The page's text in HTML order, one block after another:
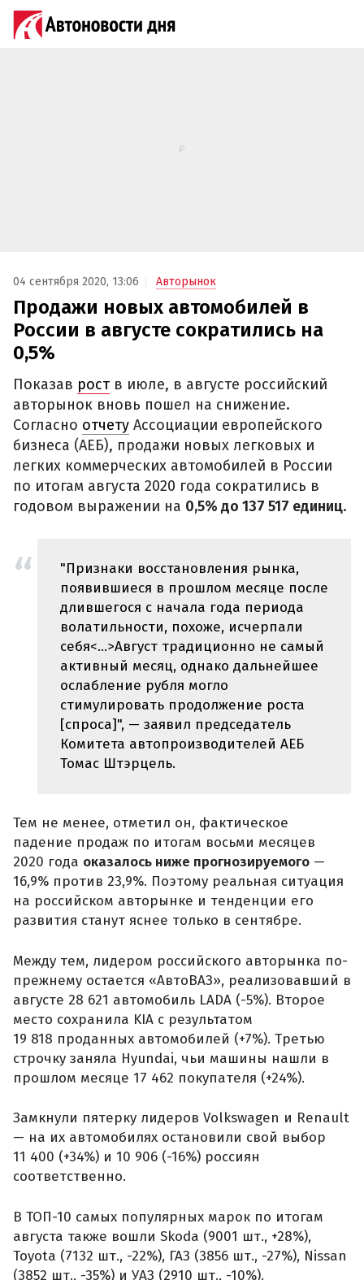
04 сентября 2020, 13:06 Авторынок
Продажи новых автомобилей в
России в августе сократились на
0,5%
Показав рост в июле, в августе российский
авторынок вновь пошел на снижение.
Согласно отчету Ассоциации европейского
бизнеса (АЕБ), продажи новых легковых и
легких коммерческих автомобилей в России
по итогам августа 2020 года сократились в
годовом выражении на 0,5% до 137 517 единиц.
"Признаки восстановления рынка,
появившиеся в прошлом месяце после
длившегося с начала года периода
волатильности, похоже, исчерпали
себя<...>Август традиционно не самый
активный месяц, однако дальнейшее
ослабление рубля могло
стимулировать продолжение роста
[спроса]", — заявил председатель
Комитета автопроизводителей АЕБ
Томас Штэрцель.
Тем не менее, отметил он, фактическое
падение продаж по итогам восьми месяцев
2020 года оказалось ниже прогнозируемого —
16,9% против 23,9%. Поэтому реальная ситуация
на российском авторынке и тенденции его
развития станут яснее только в сентябре.
Между тем, лидером российского авторынка по-
прежнему остается «АвтоВАЗ», реализовавший в
августе 28 621 автомобиль LADA (-5%). Второе
место сохранила KIA с результатом
19 818 проданных автомобилей (+7%). Третью
строчку заняла Hyundai, чьи машины нашли в
прошлом месяце 17 462 покупателя (+24%).
Замкнули пятерку лидеров Volkswagen и Renault
— на их автомобилях остановили свой выбор
11 400 (+34%) и 10 906 (-16%) россиян
соответственно.
В ТОП-10 самых популярных марок по итогам
августа также вошли Skoda (9001 шт., +28%),
Toyota (7132 шт., -22%), ГАЗ (3856 шт., -27%), Nissan
(3852 шт., -35%) и УАЗ (2910 шт., -10%).